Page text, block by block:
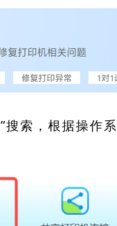
”搜索，根据操作